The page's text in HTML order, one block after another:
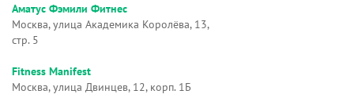
Аматус Фэмили Фитнес
Москва, улица Академика Королёва, 13,
стр. 5
Fitness Manifest
Москва, улица Двинцев, 12, корп. 1Б